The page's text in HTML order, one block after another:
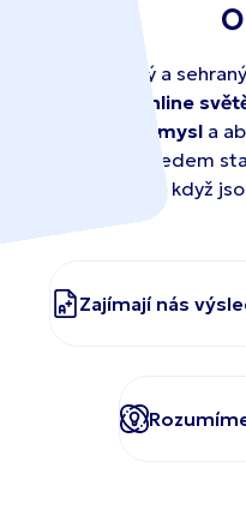
Jsme zkušený a
prosadit v online
dlouhodobý smysl a
a překonat předem
tehdy, až když
Zajímají nás